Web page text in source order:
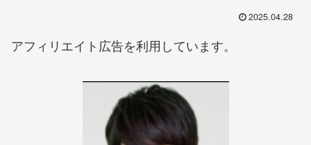
2025.04.28
アフィリエイト広告を利用しています。